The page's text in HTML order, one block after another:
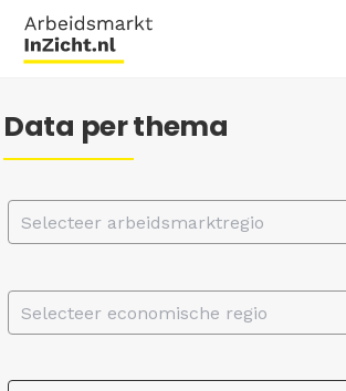
Data per thema
Selecteer arbeidsmarktregio
Selecteer economische regio